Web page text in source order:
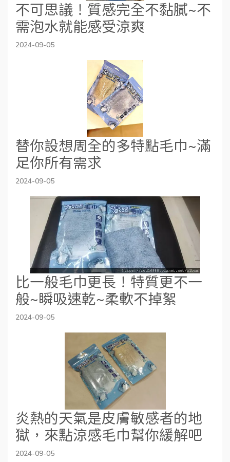
不可思議！質感完全不黏膩~不
需泡水就能感受涼爽
2024-09-05
替你設想周全的多特點毛巾~滿
足你所有需求
2024-09-05
比一般毛巾更長！特質更不一
般~瞬吸速乾~柔軟不掉絮
2024-09-05
炎熱的天氣是皮膚敏感者的地
獄，來點涼感毛巾幫你緩解吧
2024-09-05